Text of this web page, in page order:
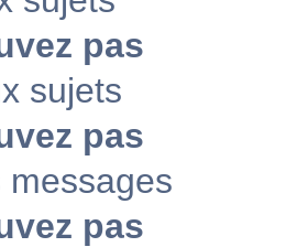
pas
sujets
pas
messages
pas